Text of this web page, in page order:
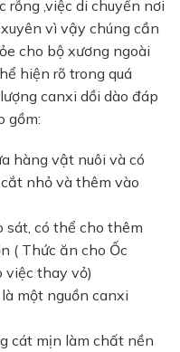
rỗng ,việc di chuyển nơi
vì vậy chúng cần
cho bộ xương ngoài
hiện rõ trong quá
canxi dồi dào đáp
gồm:
hàng vật nuôi và có
nhỏ và thêm vào
sát, có thể cho thêm
( Thức ăn cho Ốc
việc thay vỏ)
một nguồn canxi
cát mịn làm chất nền